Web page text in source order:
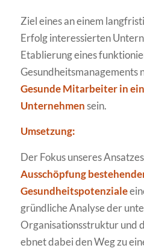
Ziel eines an einem
Erfolg interessierten
Etablierung eines
Gesundheitsmanagements
Gesunde Mitarbeiter in
Unternehmensein.
Umsetzung:
Der Fokus unseres
Ausschöpfung
Gesundheitspotenziale
gründliche Analyse der
Organisationsstruktur und
ebnet dabei den Weg zu